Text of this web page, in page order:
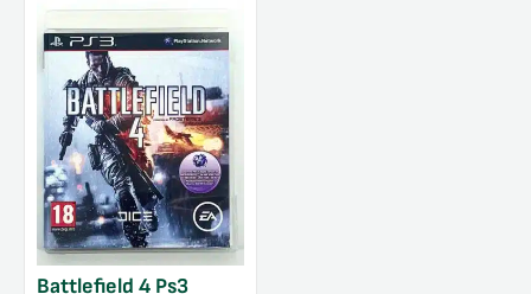
Battlefield 4 Ps3